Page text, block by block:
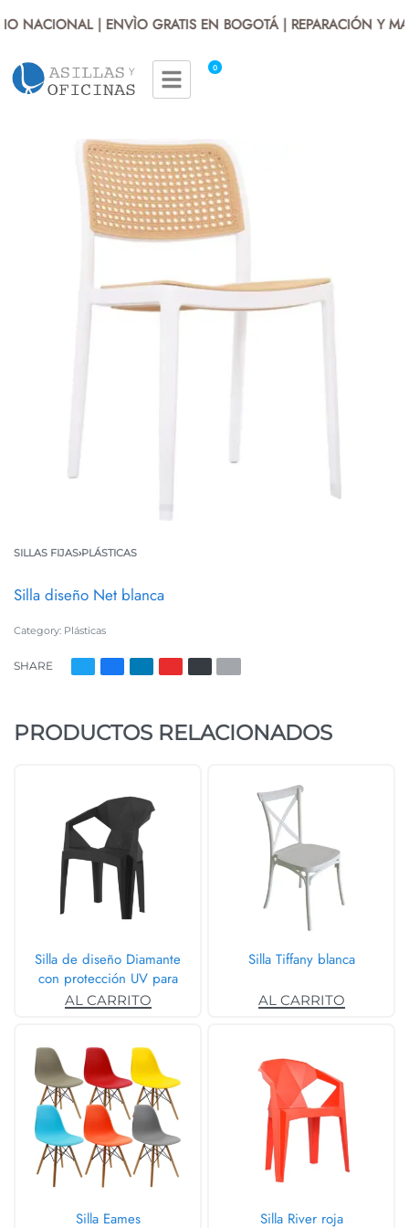
NACIONAL | ENVÌO GRATIS EN BOGOTÁ | REPARACIÓN Y
0
SILLAS FIJAS›PLÁSTICAS
Silla diseño Net blanca
Category: Plásticas
SHARE
PRODUCTOS RELACIONADOS
Silla de diseño Diamante
con protección UV para
exteriores
AL CARRITO
Silla Tiffany blanca
AL CARRITO
Silla Eames Silla River roja